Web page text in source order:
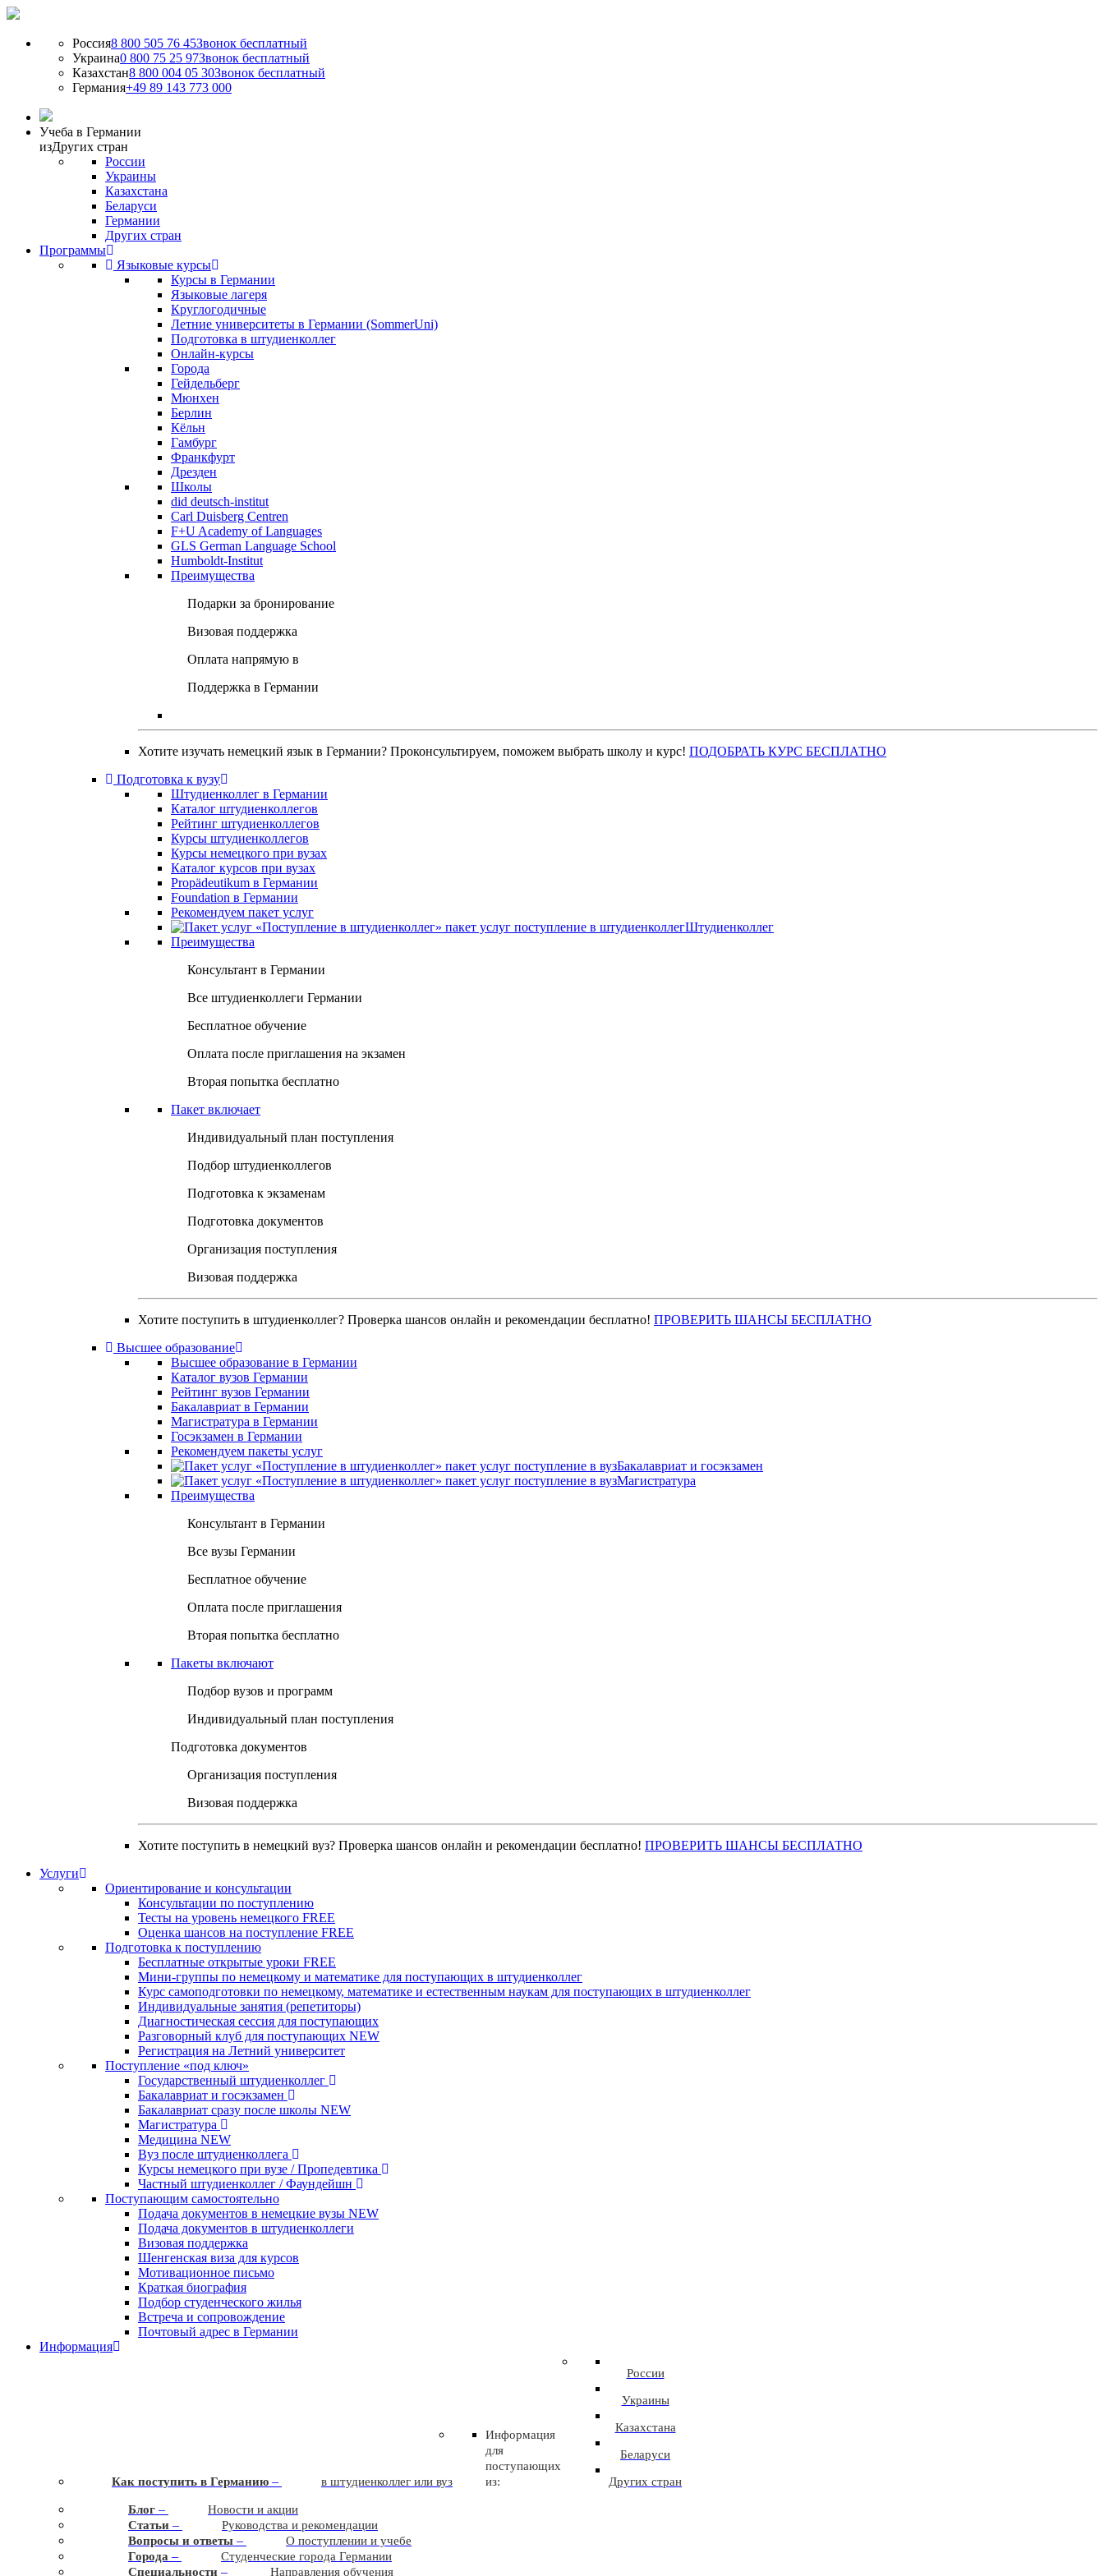
Россия8 800 505 76 45Звонок бесплатный
Украина0 800 75 25 97Звонок бесплатный
Казахстан8 800 004 05 30Звонок бесплатный
Германия+49 89 143 773 000
Учеба в Германии
изДругих стран
России
Украины
Казахстана
Беларуси
Германии
Других стран
Программы
Языковые курсы
Курсы в Германии
Языковые лагеря
Круглогодичные
Летние университеты в Германии (SommerUni)
Подготовка в штудиенколлег
Онлайн-курсы
Города
Гейдельберг
Мюнхен
Берлин
Кёльн
Гамбург
Франкфурт
Дрезден
Школы
did deutsch-institut
Carl Duisberg Centren
F+U Academy of Languages
GLS German Language School
Humboldt-Institut
Преимущества
Подарки за бронирование
Визовая поддержка
Оплата напрямую в
Поддержка в Германии
Хотите изучать немецкий язык в Германии? Проконсультируем, поможем выбрать школу и курс! ПОДОБРАТЬ КУРС БЕСПЛАТНО
Подготовка к вузу
Штудиенколлег в Германии
Каталог штудиенколлегов
Рейтинг штудиенколлегов
Курсы штудиенколлегов
Курсы немецкого при вузах
Каталог курсов при вузах
Propädeutikum в Германии
Foundation в Германии
Рекомендуем пакет услуг
Штудиенколлег
Преимущества
Консультант в Германии
Все штудиенколлеги Германии
Бесплатное обучение
Оплата после приглашения на экзамен
Вторая попытка бесплатно
Пакет включает
Индивидуальный план поступления
Подбор штудиенколлегов
Подготовка к экзаменам
Подготовка документов
Организация поступления
Визовая поддержка
Хотите поступить в штудиенколлег? Проверка шансов онлайн и рекомендации бесплатно! ПРОВЕРИТЬ ШАНСЫ БЕСПЛАТНО
Высшее образование
Высшее образование в Германии
Каталог вузов Германии
Рейтинг вузов Германии
Бакалавриат в Германии
Магистратура в Германии
Госэкзамен в Германии
Рекомендуем пакеты услуг
Бакалавриат и госэкзамен
Магистратура
Преимущества
Консультант в Германии
Все вузы Германии
Бесплатное обучение
Оплата после приглашения
Вторая попытка бесплатно
Пакеты включают
Подбор вузов и программ
Индивидуальный план поступления
Подготовка документов
Организация поступления
Визовая поддержка
Хотите поступить в немецкий вуз? Проверка шансов онлайн и рекомендации бесплатно! ПРОВЕРИТЬ ШАНСЫ БЕСПЛАТНО
Услуги
Ориентирование и консультации
Консультации по поступлению
Тесты на уровень немецкого FREE
Оценка шансов на поступление FREE
Подготовка к поступлению
Бесплатные открытые уроки FREE
Мини-группы по немецкому и математике для поступающих в штудиенколлег
Курс самоподготовки по немецкому, математике и естественным наукам для поступающих в штудиенколлег
Индивидуальные занятия (репетиторы)
Диагностическая сессия для поступающих
Разговорный клуб для поступающих NEW
Регистрация на Летний университет
Поступление «под ключ»
Государственный штудиенколлег
Бакалавриат и госэкзамен
Бакалавриат сразу после школы NEW
Магистратура
Медицина NEW
Вуз после штудиенколлега
Курсы немецкого при вузе / Пропедевтика
Частный штудиенколлег / Фаундейшн
Поступающим самостоятельно
Подача документов в немецкие вузы NEW
Подача документов в штудиенколлеги
Визовая поддержка
Шенгенская виза для курсов
Мотивационное письмо
Краткая биография
Подбор студенческого жилья
Встреча и сопровождение
Почтовый адрес в Германии
Информация
Как поступить в Германию – в штудиенколлег или вуз
Информация
для
поступающих
из:
России
Украины
Казахстана
Беларуси
Других стран
Блог –
Новости и акции
Статьи –
Руководства и рекомендации
Вопросы и ответы –
О поступлении и учебе
Города –
Студенческие города Германии
Cпециальности –
Направления обучения